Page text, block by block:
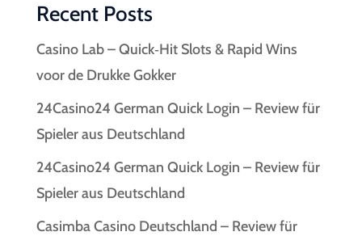
Recent Posts
Casino Lab – Quick‑Hit Slots & Rapid Wins
voor de Drukke Gokker
24Casino24 German Quick Login – Review für
Spieler aus Deutschland
24Casino24 German Quick Login – Review für
Spieler aus Deutschland
Casimba Casino Deutschland – Review für